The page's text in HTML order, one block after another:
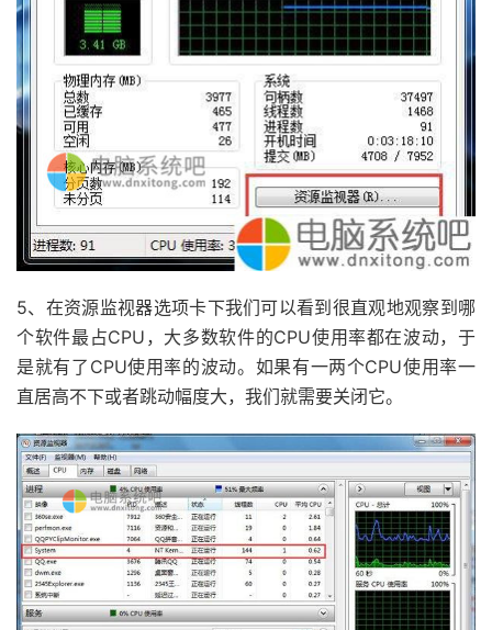
5、在资源监视器选项卡下我们可以看到很直观地观察到哪
个软件最占CPU，大多数软件的CPU使用率都在波动，于
是就有了CPU使用率的波动。如果有一两个CPU使用率一
直居高不下或者跳动幅度大，我们就需要关闭它。